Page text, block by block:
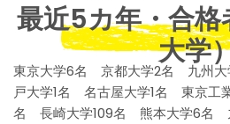
最近5カ年・合格
大学
東京大学6名 京都大学2名 九州
戸大学1名 名古屋大学1名 東京工
名 長崎大学109名 熊本大学6名